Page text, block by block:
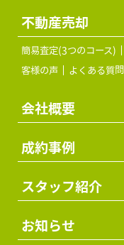
不動産売却
簡易査定(3つのコース)
客様の声
よくある質問
会社概要
成約事例
スタッフ紹介
お知らせ